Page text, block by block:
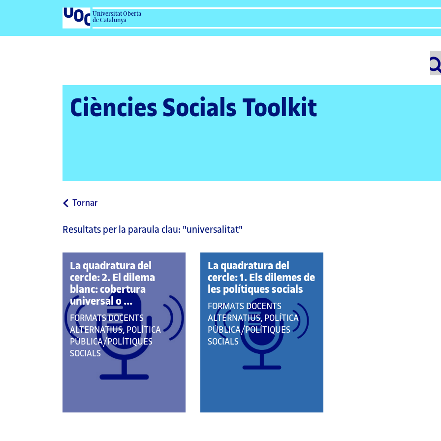
Universitat Oberta
de Catalunya
Ciències Socials Toolkit
Tornara
pàgina
Resultats per la paraula clau: "universalitat"
La quadratura del
cercle: 2. El dilema
blanc: cobertura
universal o ...
QUE
PERTANY
A
LES
FORMATS DOCENTS
ALTERNATIUS, POLÍTICA
PÚBLICA/POLÍTIQUES
SOCIALS
La quadratura del
cercle: 1. Els dilemes de
les polítiques socials
QUE
PERTANY
A
LES
CATEGORIES:
FORMATS DOCENTS
ALTERNATIUS, POLÍTICA
PÚBLICA/POLÍTIQUES
SOCIALS